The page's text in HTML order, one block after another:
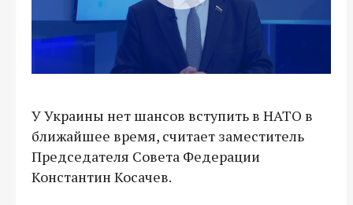
У Украины нет шансов вступить в НАТО в
ближайшее время, считает заместитель
Председателя Совета Федерации
Константин Косачев.